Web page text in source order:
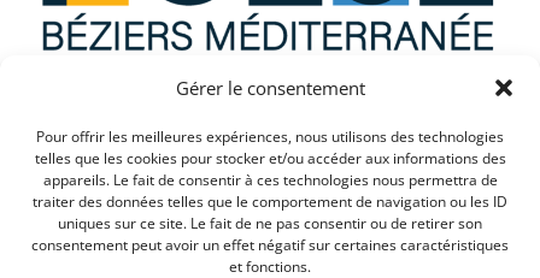
Gérer le consentement
Pour offrir les meilleures expériences, nous utilisons des technologies
telles que les cookies pour stocker et/ou accéder aux informations des
appareils. Le fait de consentir à ces technologies nous permettra de
traiter des données telles que le comportement de navigation ou les ID
uniques sur ce site. Le fait de ne pas consentir ou de retirer son
consentement peut avoir un effet négatif sur certaines caractéristiques
et fonctions.
Que recherchez vous ?